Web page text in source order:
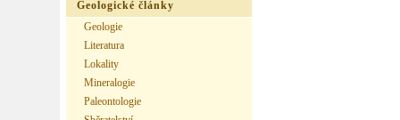
Geologické články
Geologie
Literatura
Lokality
Mineralogie
Paleontologie